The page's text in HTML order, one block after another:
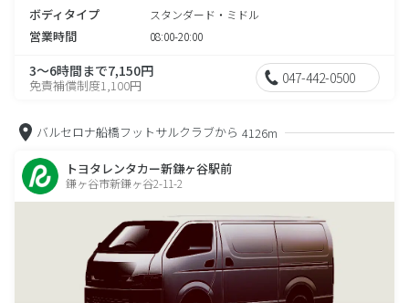
ボディタイプ スタンダード・ミドル
営業時間 08:00-20:00
3～6時間まで7,150円
免責補償制度1,100円 047-442-0500
バルセロナ船橋フットサルクラブから 4126m
トヨタレンタカー新鎌ヶ谷駅前
鎌ヶ谷市新鎌ヶ谷2-11-2